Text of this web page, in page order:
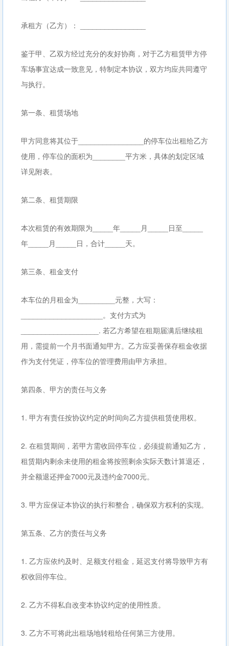
承租方（乙方）： ________________
鉴于甲、乙双方经过充分的友好协商，对于乙方租赁甲方停
车场事宜达成一致意见，特制定本协议，双方均应共同遵守
与执行。
第一条、租赁场地
甲方同意将其位于________________的停车位出租给乙方
使用，停车位的面积为________平方米，具体的划定区域
详见附表。
第二条、租赁期限
本次租赁的有效期限为_____年_____月_____日至_____
年_____月_____日，合计_____天。
第三条、租金支付
本车位的月租金为_________元整，大写：
____________________。支付方式为
___________________. 若乙方希望在租期届满后继续租
用，需提前一个月书面通知甲方。乙方应妥善保存租金收据
作为支付凭证，停车位的管理费用由甲方承担。
第四条、甲方的责任与义务
1. 甲方有责任按协议约定的时间向乙方提供租赁使用权。
2. 在租赁期间，若甲方需收回停车位，必须提前通知乙方，
租赁期内剩余未使用的租金将按照剩余实际天数计算退还，
并全额退还押金7000元及违约金7000元。
3. 甲方应保证本协议的执行和整合，确保双方权利的实现。
第五条、乙方的责任与义务
1. 乙方应依约及时、足额支付租金，延迟支付将导致甲方有
权收回停车位。
2. 乙方不得私自改变本协议约定的使用性质。
3. 乙方不可将此出租场地转租给任何第三方使用。